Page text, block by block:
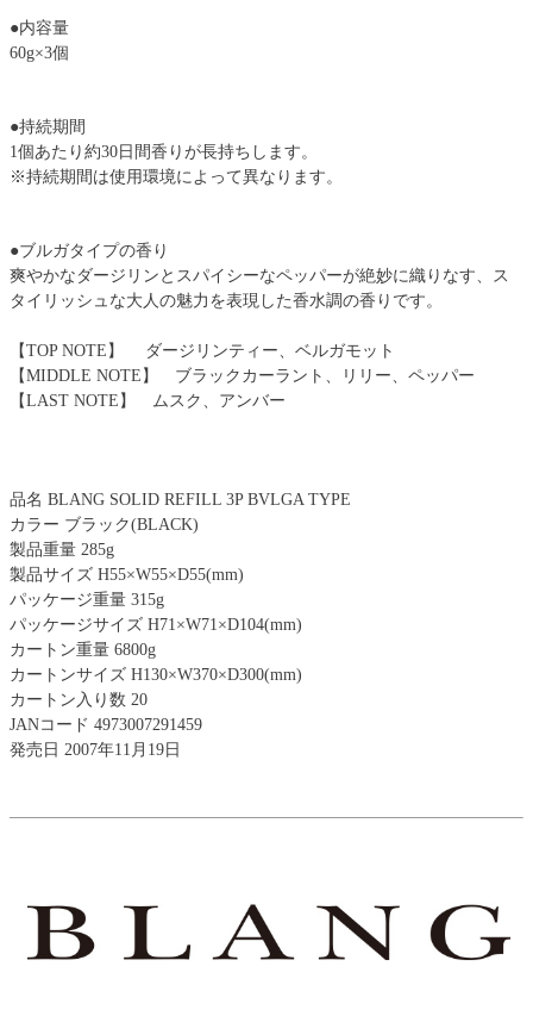
●内容量
60g×3個
●持続期間
1個あたり約30日間香りが長持ちします。
※持続期間は使用環境によって異なります。
●ブルガタイプの香り
爽やかなダージリンとスパイシーなペッパーが絶妙に織りなす、ス
タイリッシュな大人の魅力を表現した香水調の香りです。
【TOP NOTE】 ダージリンティー、ベルガモット
【MIDDLE NOTE】 ブラックカーラント、リリー、ペッパー
【LAST NOTE】 ムスク、アンバー
品名 BLANG SOLID REFILL 3P BVLGA TYPE
カラー ブラック(BLACK)
製品重量 285g
製品サイズ H55×W55×D55(mm)
パッケージ重量 315g
パッケージサイズ H71×W71×D104(mm)
カートン重量 6800g
カートンサイズ H130×W370×D300(mm)
カートン入り数 20
JANコード 4973007291459
発売日 2007年11月19日